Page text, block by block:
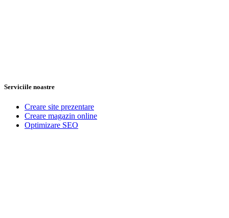
Serviciile noastre
Creare site prezentare
Creare magazin online
Optimizare SEO